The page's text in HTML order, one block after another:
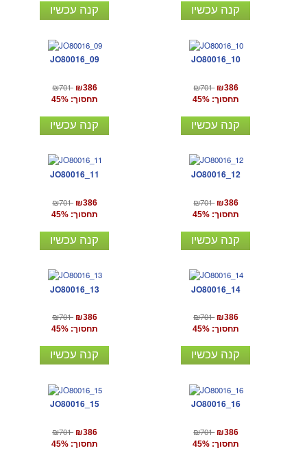
קנה עכשיו קנה עכשיו
JO80016_09
₪701 ₪386
תחסוך: 45%
קנה עכשיו
JO80016_10
₪701 ₪386
תחסוך: 45%
קנה עכשיו
JO80016_11
₪701 ₪386
תחסוך: 45%
קנה עכשיו
JO80016_12
₪701 ₪386
תחסוך: 45%
קנה עכשיו
JO80016_13
₪701 ₪386
תחסוך: 45%
קנה עכשיו
JO80016_14
₪701 ₪386
תחסוך: 45%
קנה עכשיו
JO80016_15
₪701 ₪386
תחסוך: 45%
JO80016_16
₪701 ₪386
תחסוך: 45%